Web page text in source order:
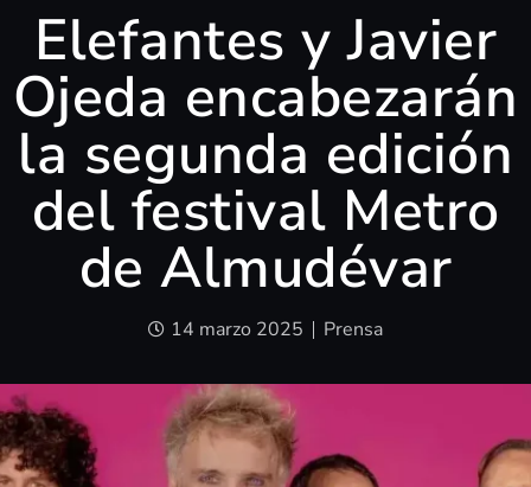
Elefantes y Javier
Ojeda encabezarán
la segunda edición
del festival Metro
de Almudévar
14 marzo 2025 Prensa